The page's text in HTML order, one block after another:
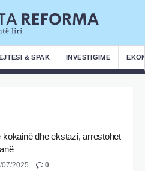
& SPAK INVESTIGIME
kokainë dhe ekstazi, arrestohet
2025 0